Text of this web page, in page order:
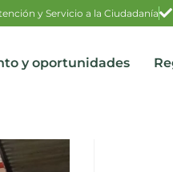
y Servicio a la Ciudadanía
y oportunidades